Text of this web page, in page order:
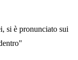
si è pronunciato sui